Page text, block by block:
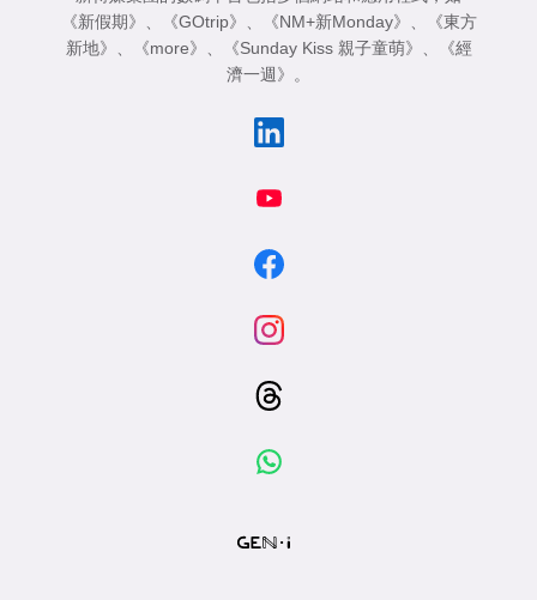
閱
《新假期》 、 《GOtrip》 、 《NM+新Monday》 、
《東方
新地》 、 《more》 、 《Sunday Kiss 親子童萌》 、
《經
濟一週》 。